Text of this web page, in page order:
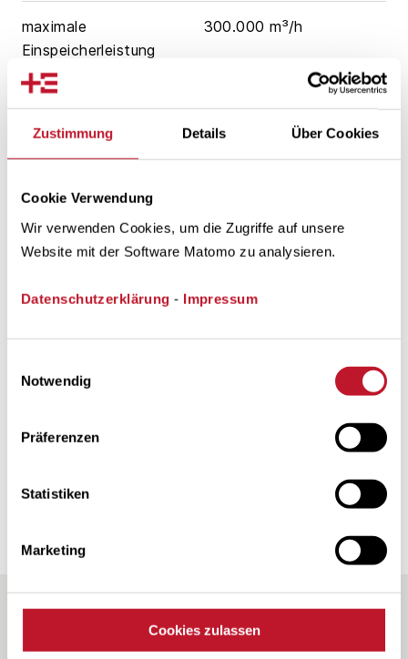
Zustimmung Details Über Cookies
Cookie Verwendung
Wir verwenden Cookies, um die Zugriffe auf unsere
Website mit der Software Matomo zu analysieren.
Datenschutzerklärung - Impressum
Notwendig
Präferenzen
Statistiken
Marketing
Cookies zulassen
maximale
Einspeicherleistung
300.000 m³/h
maximale
Ausspeicherleistung
Bündelkonfiguration für feste